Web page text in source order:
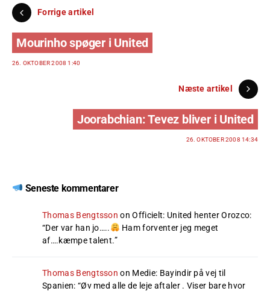
Forrige artikel
Mourinho spøger i United
26. OKTOBER 2008 1:40
Næste artikel
Joorabchian: Tevez bliver i United
26. OKTOBER 2008 14:34
Seneste kommentarer
Thomas Bengtsson onOfficielt: United henter Orozco:
“Der var han jo…..
Ham forventer jeg meget
af….kæmpe talent.”
Thomas Bengtsson on Medie: Bayindir på vej til
Spanien: “Øv med alle de leje aftaler . Viser bare hvor